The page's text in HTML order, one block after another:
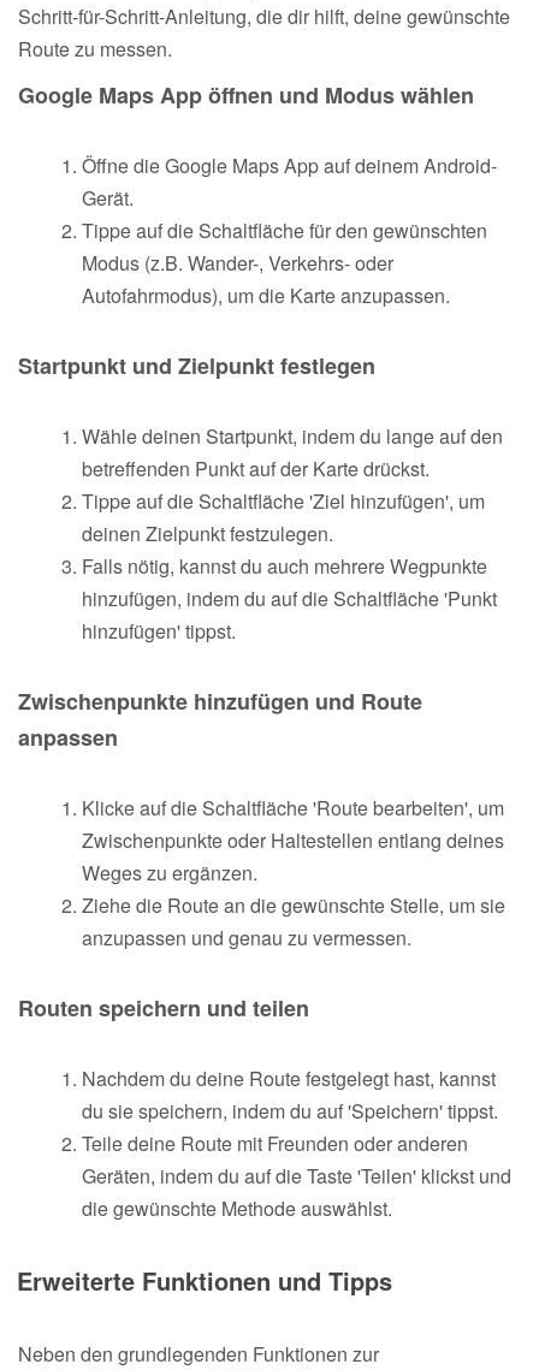
Schritt-für-Schritt-Anleitung, die dir hilft, deine gewünschte
Route zu messen.
Google Maps App öffnen und Modus wählen
Öffne die Google Maps App auf deinem Android-
Gerät.
Tippe auf die Schaltfläche für den gewünschten
Modus (z.B. Wander-, Verkehrs- oder
Autofahrmodus), um die Karte anzupassen.
Startpunkt und Zielpunkt festlegen
Wähle deinen Startpunkt, indem du lange auf den
betreffenden Punkt auf der Karte drückst.
Tippe auf die Schaltfläche 'Ziel hinzufügen', um
deinen Zielpunkt festzulegen.
Falls nötig, kannst du auch mehrere Wegpunkte
hinzufügen, indem du auf die Schaltfläche 'Punkt
hinzufügen' tippst.
Zwischenpunkte hinzufügen und Route
anpassen
Klicke auf die Schaltfläche 'Route bearbeiten', um
Zwischenpunkte oder Haltestellen entlang deines
Weges zu ergänzen.
Ziehe die Route an die gewünschte Stelle, um sie
anzupassen und genau zu vermessen.
Routen speichern und teilen
Nachdem du deine Route festgelegt hast, kannst
du sie speichern, indem du auf 'Speichern' tippst.
Teile deine Route mit Freunden oder anderen
Geräten, indem du auf die Taste 'Teilen' klickst und
die gewünschte Methode auswählst.
Erweiterte Funktionen und Tipps
Neben den grundlegenden Funktionen zur